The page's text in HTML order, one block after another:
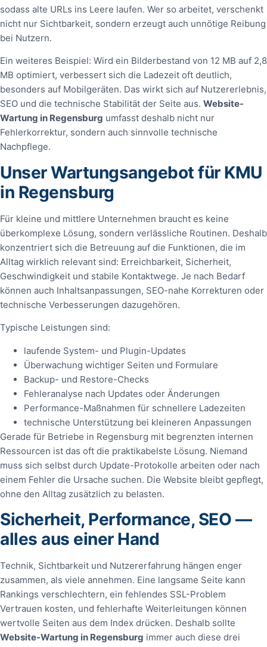
sodass alte URLs ins Leere laufen. Wer so arbeitet, verschenkt
nicht nur Sichtbarkeit, sondern erzeugt auch unnötige Reibung
bei Nutzern.
Ein weiteres Beispiel: Wird ein Bilderbestand von 12 MB auf 2,8
MB optimiert, verbessert sich die Ladezeit oft deutlich,
besonders auf Mobilgeräten. Das wirkt sich auf Nutzererlebnis,
SEO und die technische Stabilität der Seite aus. Website-
Wartung in Regensburg umfasst deshalb nicht nur
Fehlerkorrektur, sondern auch sinnvolle technische
Nachpflege.
Unser Wartungsangebot für KMU
in Regensburg
Für kleine und mittlere Unternehmen braucht es keine
überkomplexe Lösung, sondern verlässliche Routinen. Deshalb
konzentriert sich die Betreuung auf die Funktionen, die im
Alltag wirklich relevant sind: Erreichbarkeit, Sicherheit,
Geschwindigkeit und stabile Kontaktwege. Je nach Bedarf
können auch Inhaltsanpassungen, SEO-nahe Korrekturen oder
technische Verbesserungen dazugehören.
Typische Leistungen sind:
laufende System- und Plugin-Updates
Überwachung wichtiger Seiten und Formulare
Backup- und Restore-Checks
Fehleranalyse nach Updates oder Änderungen
Performance-Maßnahmen für schnellere Ladezeiten
technische Unterstützung bei kleineren Anpassungen
Gerade für Betriebe in Regensburg mit begrenzten internen
Ressourcen ist das oft die praktikabelste Lösung. Niemand
muss sich selbst durch Update-Protokolle arbeiten oder nach
einem Fehler die Ursache suchen. Die Website bleibt gepflegt,
ohne den Alltag zusätzlich zu belasten.
Sicherheit, Performance, SEO —
alles aus einer Hand
Technik, Sichtbarkeit und Nutzererfahrung hängen enger
zusammen, als viele annehmen. Eine langsame Seite kann
Rankings verschlechtern, ein fehlendes SSL-Problem
Vertrauen kosten, und fehlerhafte Weiterleitungen können
wertvolle Seiten aus dem Index drücken. Deshalb sollte
Website-Wartung in Regensburg immer auch diese drei